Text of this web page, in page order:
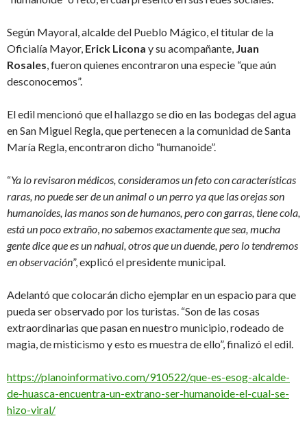
Según Mayoral, alcalde del Pueblo Mágico, el titular de la
Oficialía Mayor, Erick Licona y su acompañante, Juan
Rosales, fueron quienes encontraron una especie “que aún
desconocemos”.
El edil mencionó que el hallazgo se dio en las bodegas del agua
en San Miguel Regla, que pertenecen a la comunidad de Santa
María Regla, encontraron dicho “humanoide”.
“Ya lo revisaron médicos, consideramos un feto con características
raras, no puede ser de un animal o un perro ya que las orejas son
humanoides, las manos son de humanos, pero con garras, tiene cola,
está un poco extraño,no sabemos exactamente que sea, mucha
gente dice que es un nahual, otros que un duende, pero lo tendremos
en observación”, explicó el presidente municipal.
Adelantó que colocarán dicho ejemplar en un espacio para que
pueda ser observado por los turistas. “Son de las cosas
extraordinarias que pasan en nuestro municipio, rodeado de
magia, de misticismo y esto es muestra de ello”, finalizó el edil.
https://planoinformativo.com/910522/que-es-esog-alcalde-
de-huasca-encuentra-un-extrano-ser-humanoide-el-cual-se-
hizo-viral/